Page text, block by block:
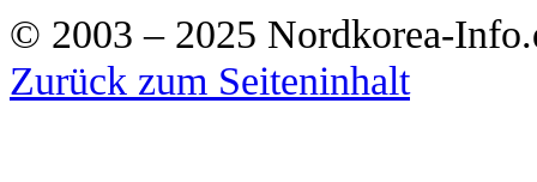
© 2003 – 2025 Nordkorea-
Zurück zum Seiteninhalt